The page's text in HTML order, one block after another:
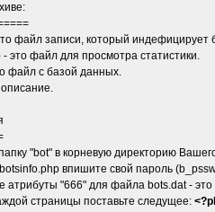
файл записи, который индефицирует
- это файл для просмотра статистики.
файл с базой данных.
"bot" в корневую директорию
впишите свой пароль
атрибуты "666" для файла bots.dat -
страницы поставьте следущее: